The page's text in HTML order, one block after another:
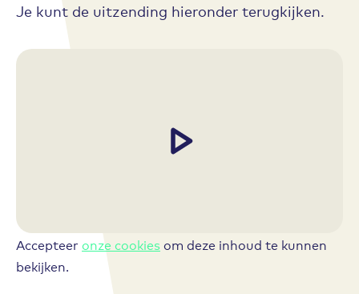
Je kunt de uitzending hieronder terugkijken.
Accepteer onze cookiesom deze inhoud te kunnen
bekijken.